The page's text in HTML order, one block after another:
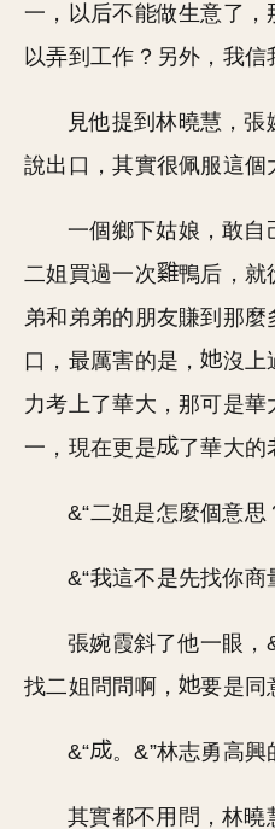
一，以后不能做生意了
以弄到工作？另外，我信
見他提到林曉慧，張
說出口，其實很佩服這個
一個鄉下姑娘，敢自
二姐買過一次
鴨后，就
弟和弟弟的朋友賺到那
口，最厲害的是，
沒上
力考上了華大，那可是華
一，現在更是
了華大的
&“二姐是怎麼個意思
&“我這不是先找你商
張婉霞斜了他一眼，
找二姐問問啊，
要是同
&“ 。&”林志勇高興
其實都不用問，林曉